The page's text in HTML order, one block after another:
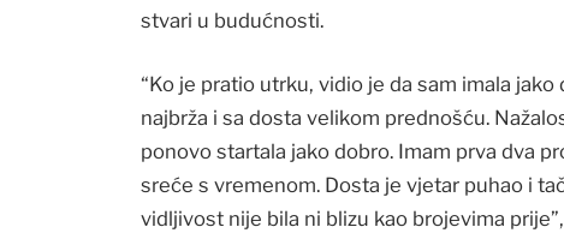
stvari u budućnosti.
“Ko je pratio utrku, vidio je da sam imala
najbrža i sa dosta velikom prednošću.
ponovo startala jako dobro. Imam prva dva
sreće s vremenom. Dosta je vjetar puhao i
vidljivost nije bila ni blizu kao brojevima